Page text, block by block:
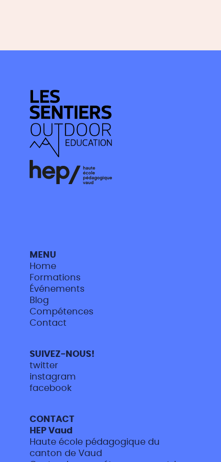
MENU
Home
Formations
Événements
Blog
Compétences
Contact
SUIVEZ-NOUS!
twitter
instagram
facebook
CONTACT
HEP Vaud
Haute école pédagogique du
canton de Vaud